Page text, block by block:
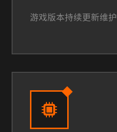
游戏版本持续更新维护